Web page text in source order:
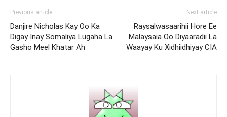
Previous article
Danjire Nicholas Kay Oo Ka
Digay Inay Somaliya Lugaha La
Gasho Meel Khatar Ah
Next article
Raysalwasaarihii Hore Ee
Malaysaia Oo Diyaaradii La
Waayay Ku Xidhiidhiyay CIA